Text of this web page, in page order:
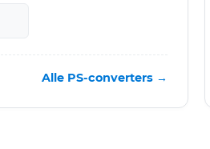
Alle PS-converters →